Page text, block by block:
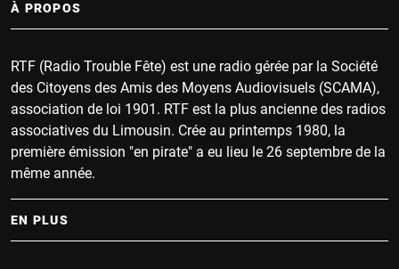
À PROPOS
RTF (Radio Trouble Fête) est une radio gérée par la Société
des Citoyens des Amis des Moyens Audiovisuels (SCAMA),
association de loi 1901. RTF est la plus ancienne des radios
associatives du Limousin. Crée au printemps 1980, la
première émission "en pirate" a eu lieu le 26 septembre de la
même année.
EN PLUS